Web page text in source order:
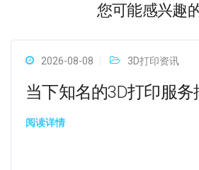
您可能感兴趣
2026-08-08 3D打印资讯
当下知名的3D打印服务
阅读详情